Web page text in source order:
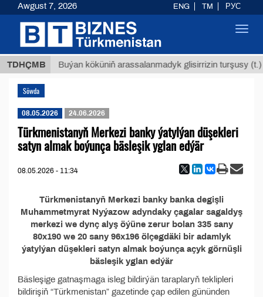
TDHÇMB
ТМТ Buýan köküniň arassalanmadyk glisirrizin turşusy (t.)
Söwda
08.05.2026 24.06.2026
Türkmenistanyň Merkezi banky ýatylýan düşekleri
satyn almak boýunça bäsleşik yglan edýär
08.05.2026 - 11:34
Türkmenistanyň Merkezi banky banka degişli
Muhammetmyrat Nyýazow adyndaky çagalar sagaldyş
merkezi we dynç alyş öýüne zerur bolan 335 sany
80x190 we 20 sany 96x196 ölçegdäki bir adamlyk
ýatylýan düşekleri satyn almak boýunça açyk görnüşli
bäsleşik yglan edýär
Bäsleşige gatnaşmaga isleg bildirýän taraplaryň teklipleri
bildirişiň “Türkmenistan” gazetinde çap edilen gününden
Awgust 7, 2026 ENG TM РУС